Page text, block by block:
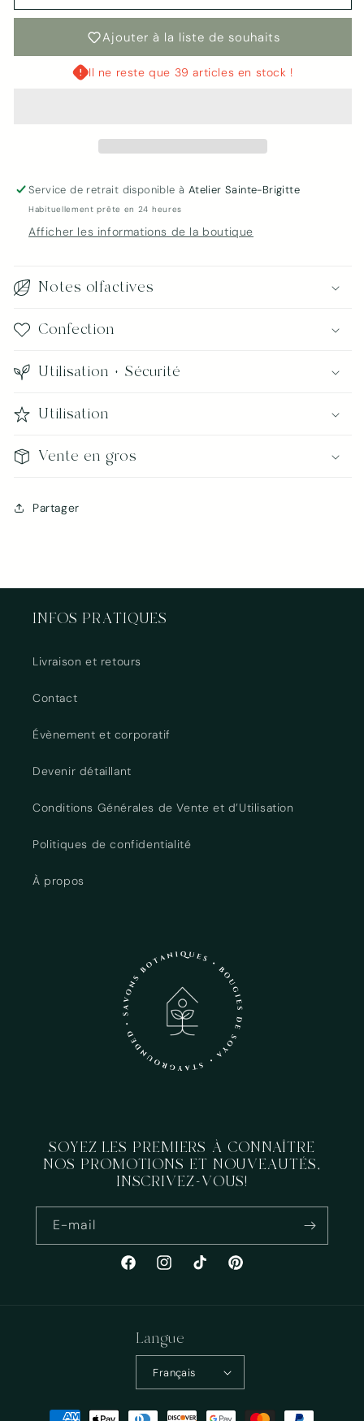
Bougie
Bourbon
Bougie
&amp;
Bourbon
|
Ajouter à la liste de souhaits
Il ne reste que 39 articles en stock !
Service de retrait disponible à Atelier Sainte-Brigitte
Habituellement prête en 24 heures
Afficher les informations de la boutique
Notes olfactives
Confection
Utilisation + Sécurité
Utilisation
Vente en gros
Partager
INFOS PRATIQUES
Livraison et retours
Contact
Évènement et corporatif
Devenir détaillant
Conditions Générales de Vente et d’Utilisation
Politiques de confidentialité
À propos
SOYEZ LES PREMIERS À CONNAÎTRE
NOS PROMOTIONS ET NOUVEAUTÉS,
INSCRIVEZ-VOUS!
E-mail
FacebookInstagramTikTok Pinterest
Langue
Français
Moyens
Connexion requise
des produits à votre liste de souhaits et afficher